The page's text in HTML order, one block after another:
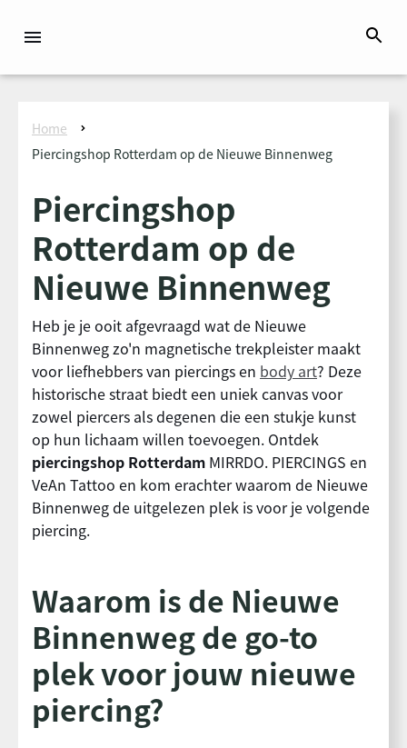
Home
Piercingshop Rotterdam op de Nieuwe Binnenweg
Piercingshop
Rotterdam op de
Nieuwe Binnenweg
Heb je je ooit afgevraagd wat de Nieuwe
Binnenweg zo'n magnetische trekpleister maakt
voor liefhebbers van piercings en body art? Deze
historische straat biedt een uniek canvas voor
zowel piercers als degenen die een stukje kunst
op hun lichaam willen toevoegen. Ontdek
piercingshop Rotterdam MIRRDO. PIERCINGS en
VeAn Tattoo en kom erachter waarom de Nieuwe
Binnenweg de uitgelezen plek is voor je volgende
piercing.
Waarom is de Nieuwe
Binnenweg de go-to
plek voor jouw nieuwe
piercing?